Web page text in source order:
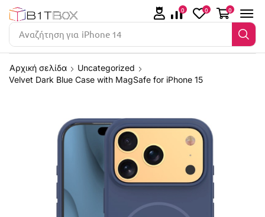
Αναζήτηση για iPhone 14
0 0 0
Αρχική σελίδα
Uncategorized
Velvet Dark Blue Case with MagSafe for iPhone 15